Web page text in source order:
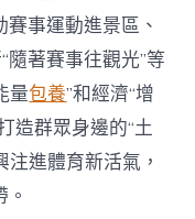
事運動進景區、
隨著賽事往觀光”等
量包養”和經濟“增
造群眾身邊的“土
注進體育新活氣，